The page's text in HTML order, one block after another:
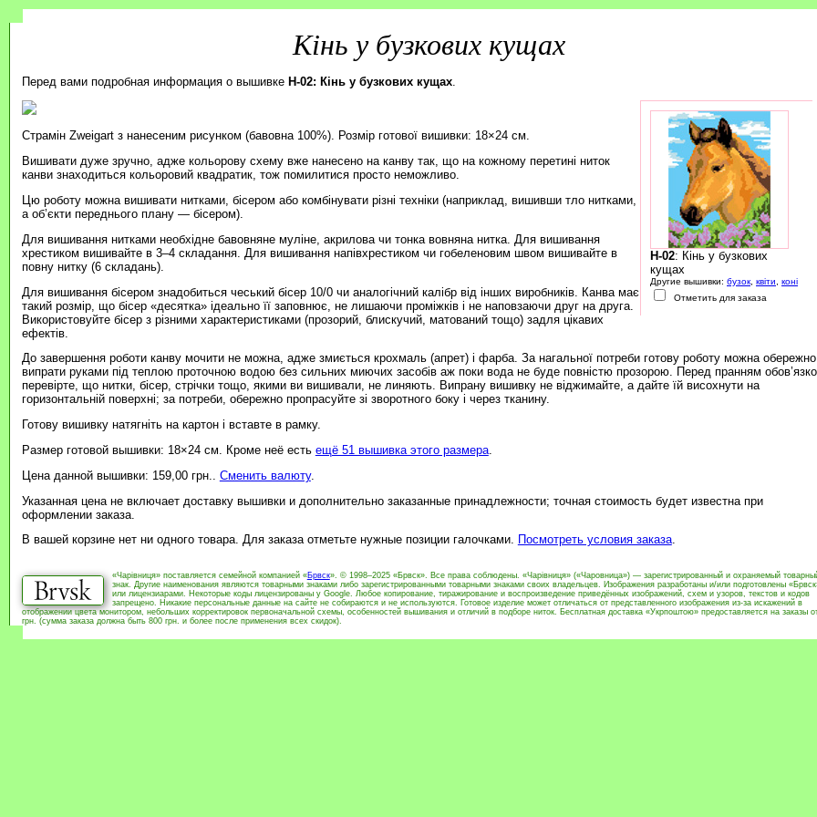
Кінь у бузкових кущах
Перед вами подробная информация о вышивке H-02: Кінь у бузкових кущах.
H-02: Кінь у бузкових
кущах
Другие вышивки: бузок квіти
коні
Отметить для заказа
Страмін Zweigart з нанесеним рисунком (бавовна 100%). Розмір готової вишивки: 18×24 см.
Вишивати дуже зручно, адже кольорову схему вже нанесено на канву так, що на кожному перетині ниток
канви знаходиться кольоровий квадратик, тож помилитися просто неможливо.
Цю роботу можна вишивати нитками, бісером або комбінувати різні техніки (наприклад, вишивши тло нитками,
а об’єкти переднього плану — бісером).
Для вишивання нитками необхідне бавовняне муліне, акрилова чи тонка вовняна нитка. Для вишивання
хрестиком вишивайте в 3–4 складання. Для вишивання напівхрестиком чи гобеленовим швом вишивайте в
повну нитку (6 складань).
Для вишивання бісером знадобиться чеський бісер 10/0 чи аналогічний калібр від інших виробників. Канва має
такий розмір, що бісер «десятка» ідеально її заповнює, не лишаючи проміжків і не наповзаючи друг на друга.
Використовуйте бісер з різними характеристиками (прозорий, блискучий, матований тощо) задля цікавих
ефектів.
До завершення роботи канву мочити не можна, адже змиється крохмаль (апрет) і фарба. За нагальної потреби готову роботу можна обережно
випрати руками під теплою проточною водою без сильних миючих засобів аж поки вода не буде повністю прозорою. Перед пранням
перевірте, що нитки, бісер, стрічки тощо, якими ви вишивали, не линяють. Випрану вишивку не віджимайте, а дайте їй висохнути на
горизонтальній поверхні; за потреби, обережно пропрасуйте зі зворотного боку і через тканину.
Готову вишивку натягніть на картон і вставте в рамку.
Размер готовой вышивки: 18×24 см. Кроме неё есть ещё 51 вышивка этого размера.
Цена данной вышивки: 159,00 грн.. Сменить валюту.
Указанная цена не включает доставку вышивки и дополнительно заказанные принадлежности; точная стоимость будет известна при
оформлении заказа.
В вашей корзине нет ни одного товара. Для заказа отметьте нужные позиции галочками. Посмотреть условия заказа.
«Чарівниця» поставляется семейной компанией «Брвск». © 1998–2025 «Брвск». Все права соблюдены. «Чарівниця» («Чаровница») — зарегистрированный и охраняемый
знак. Другие наименования являются товарными знаками либо зарегистрированными товарными знаками своих владельцев. Изображения разработаны и/или подготовлены
или лицензиарами. Некоторые коды лицензированы у Google. Любое копирование, тиражирование и воспроизведение приведённых изображений, схем и узоров, текстов и кодов
запрещено. Никакие персональные данные на сайте не собираются и не используются. Готовое изделие может отличаться от представленного изображения из-за искажений в
отображении цвета монитором, небольших корректировок первоначальной схемы, особенностей вышивания и отличий в подборе ниток. Бесплатная доставка «Укрпоштою» предоставляется на заказы
грн. (сумма заказа должна быть 800 грн. и более после применения всех скидок).